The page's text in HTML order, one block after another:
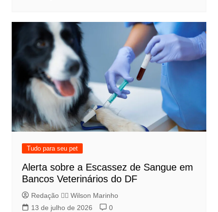
Tudo para seu pet
Alerta sobre a Escassez de Sangue em
Bancos Veterinários do DF
Redação 👨‍⚖️​ Wilson Marinho
13 de julho de 2026
0